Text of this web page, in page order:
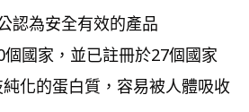
認為安全有效的產品
國家，並已註冊於27個國家
化的蛋白質，容易被人體吸收